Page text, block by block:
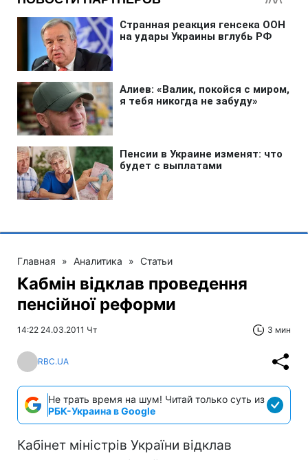
Главная » Аналитика » Статьи
Кабмін відклав проведення
пенсійної реформи
14:22 24.03.2011 Чт 3 мин
RBC.UA
Не трать время на шум! Читай только суть из
РБК-Украина в Google
Кабінет міністрів України відклав